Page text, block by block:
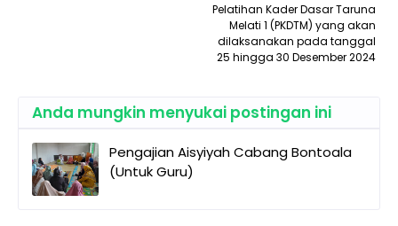
Pelatihan Kader Dasar Taruna
Melati 1 (PKDTM) yang akan
dilaksanakan pada tanggal
25 hingga 30 Desember 2024
Anda mungkin menyukai postingan ini
Pengajian Aisyiyah Cabang Bontoala
(Untuk Guru)